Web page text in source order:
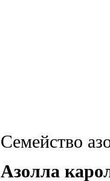
Семейство
Азолла